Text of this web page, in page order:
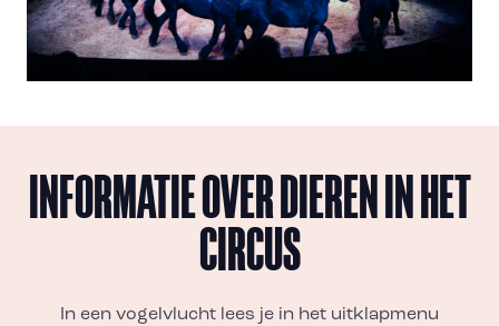
INFORMATIE OVER DIEREN IN HET
CIRCUS
In een vogelvlucht lees je in het uitklapmenu